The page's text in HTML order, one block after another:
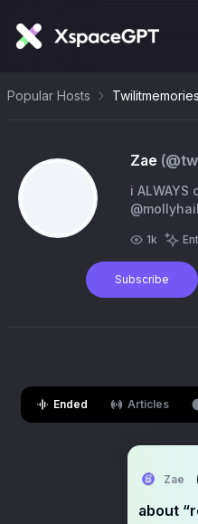
Popular Hosts Twilitmemories
Zae (@
i
1k
Subscribe
Ended Articles
Zae
about